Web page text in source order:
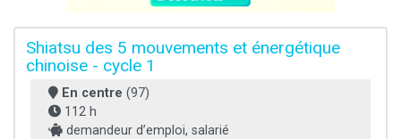
Shiatsu des 5 mouvements et énergétique
chinoise - cycle 1
En centre (97)
112 h
demandeur d’emploi, salarié